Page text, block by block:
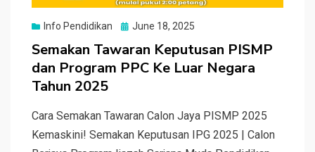
Info Pendidikan
Posted
June 18, 2025
Semakan Tawaran Keputusan PISMP
dan Program PPC Ke Luar Negara
Tahun 2025
Cara Semakan Tawaran Calon Jaya PISMP 2025
Kemaskini! Semakan Keputusan IPG 2025 | Calon